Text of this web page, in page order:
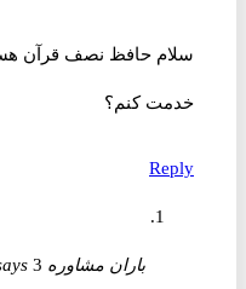
سلام حافظ نصف قرآن هستم.
خدمت کنم؟
Reply
باران مشاوره says 3 سال ago